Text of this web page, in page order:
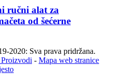
ručni alat za
od šećerne
2020: Sva prava pridržana.
- Mapa web stranice